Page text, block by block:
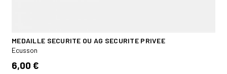
MEDAILLE SECURITE OU AG SECURITE PRIVEE
Ecusson
6,00 €